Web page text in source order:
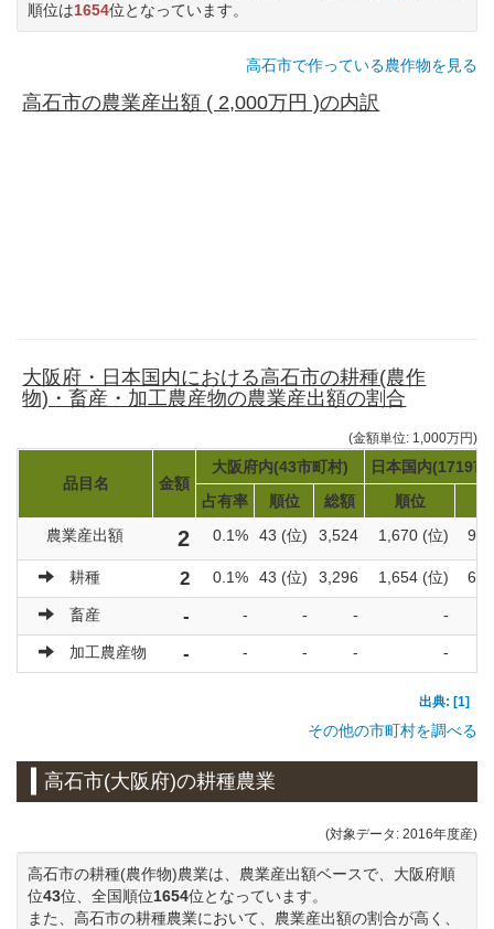
順位は1654位となっています。
高石市で作っている農作物を見る
高石市の農業産出額 ( 2,000万円 )の内訳
大阪府・日本国内における高石市の耕種(農作
物)・畜産・加工農産物の農業産出額の割合
(金額単位: 1,000万円)
品目名 金額
大阪府内(43市町村)
日本国内(1719市
占有率
順位 総額 順位
農業産出額
2 0.1% 43 (位) 3,524 1,670 (位)
耕種 2 0.1% 43 (位) 3,296 1,654 (位)
畜産 - - - - -
加工農産物 - - - - -
出典: [1]
その他の市町村を調べる
高石市(大阪府)の耕種農業
(対象データ: 2016年度産)
高石市の耕種(農作物)農業は、農業産出額ベースで、大阪府順
位43位、全国順位1654位となっています。
また、高石市の耕種農業において、農業産出額の割合が高く、